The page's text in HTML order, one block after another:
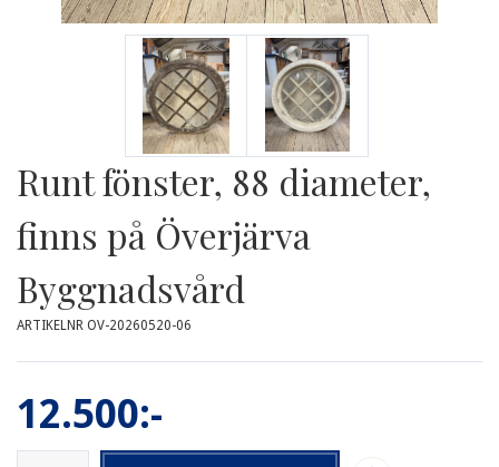
Runt fönster, 88 diameter,
finns på Överjärva
Byggnadsvård
ARTIKELNR OV-20260520-06
12.500:-